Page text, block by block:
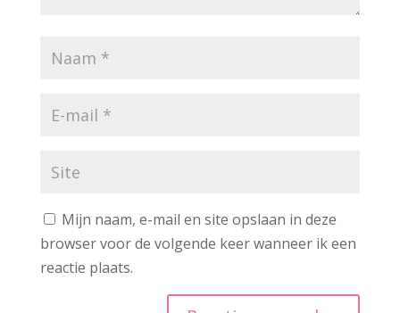
Mijn naam, e-mail en site opslaan in deze
browser voor de volgende keer wanneer ik een
reactie plaats.